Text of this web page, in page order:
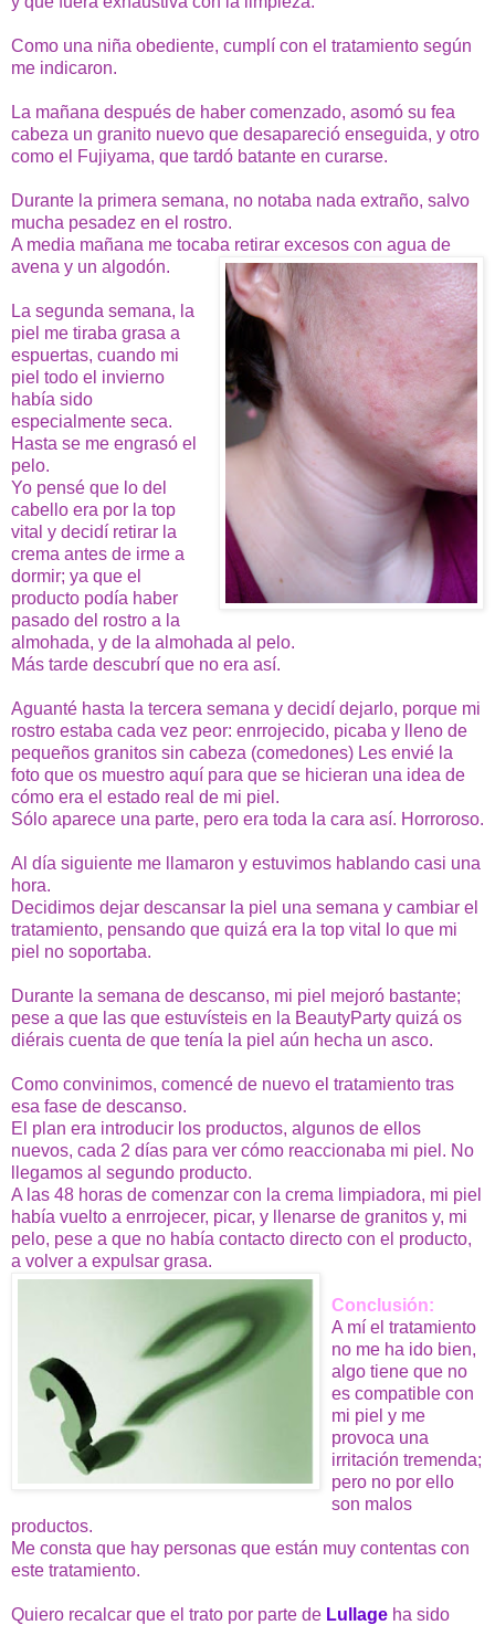
Como una niña obediente, cumplí con el tratamiento según
me indicaron.
La mañana después de haber comenzado, asomó su fea
cabeza un granito nuevo que desapareció enseguida, y otro
como el Fujiyama, que tardó batante en curarse.
Durante la primera semana, no notaba nada extraño, salvo
mucha pesadez en el rostro.
A media mañana me tocaba retirar excesos con agua de
avena y un algodón.
La segunda semana, la
piel me tiraba grasa a
espuertas, cuando mi
piel todo el invierno
había sido
especialmente seca.
Hasta se me engrasó el
pelo.
Yo pensé que lo del
cabello era por la top
vital y decidí retirar la
crema antes de irme a
dormir; ya que el
producto podía haber
pasado del rostro a la
almohada, y de la almohada al pelo.
Más tarde descubrí que no era así.
Aguanté hasta la tercera semana y decidí dejarlo, porque mi
rostro estaba cada vez peor: enrrojecido, picaba y lleno de
pequeños granitos sin cabeza (comedones) Les envié la
foto que os muestro aquí para que se hicieran una idea de
cómo era el estado real de mi piel.
Sólo aparece una parte, pero era toda la cara así. Horroroso.
Al día siguiente me llamaron y estuvimos hablando casi una
hora.
Decidimos dejar descansar la piel una semana y cambiar el
tratamiento, pensando que quizá era la top vital lo que mi
piel no soportaba.
Durante la semana de descanso, mi piel mejoró bastante;
pese a que las que estuvísteis en la BeautyParty quizá os
diérais cuenta de que tenía la piel aún hecha un asco.
Como convinimos, comencé de nuevo el tratamiento tras
esa fase de descanso.
El plan era introducir los productos, algunos de ellos
nuevos, cada 2 días para ver cómo reaccionaba mi piel. No
llegamos al segundo producto.
A las 48 horas de comenzar con la crema limpiadora, mi piel
había vuelto a enrrojecer, picar, y llenarse de granitos y, mi
pelo, pese a que no había contacto directo con el producto,
a volver a expulsar grasa.
Conclusión:
A mí el tratamiento
no me ha ido bien,
algo tiene que no
es compatible con
mi piel y me
provoca una
irritación tremenda;
pero no por ello
son malos
productos.
Me consta que hay personas que están muy contentas con
este tratamiento.
Quiero recalcar que el trato por parte de Lullage ha sido